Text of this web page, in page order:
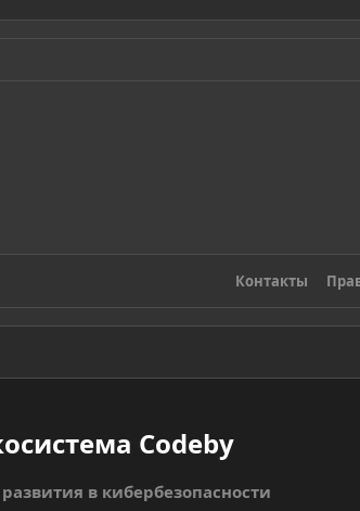
Контакты
Codeby
в кибербезопасности